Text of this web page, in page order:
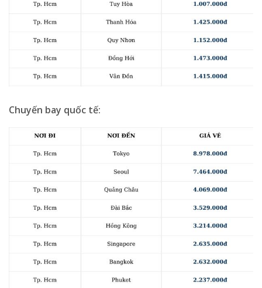
Chuyến bay quốc tế: